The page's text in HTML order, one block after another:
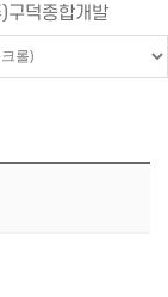
구덕종합개발